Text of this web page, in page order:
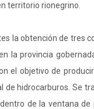
territorio rionegrino.
la obtención de tres
la provincia
el objetivo de
de hidrocarburos. Se
de la ventana